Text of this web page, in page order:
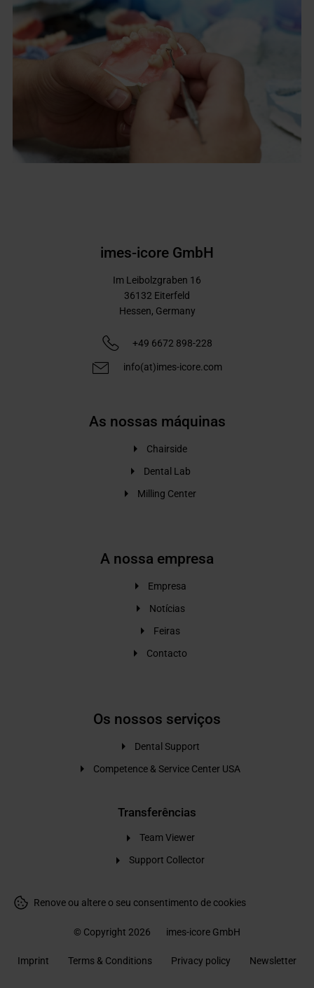
imes-icore GmbH
Im Leibolzgraben 16
36132 Eiterfeld
Hessen, Germany
+49 6672 898-228
info(at)imes-icore.com
As nossas máquinas
Chairside
Dental Lab
Milling Center
A nossa empresa
Empresa
Notícias
Feiras
Contacto
Os nossos serviços
Dental Support
Competence & Service Center USA
Transferências
Team Viewer
Support Collector
Renove ou altere o seu consentimento de cookies
© Copyright 2026 imes-icore GmbH
Imprint Terms & Conditions Privacy policy Newsletter